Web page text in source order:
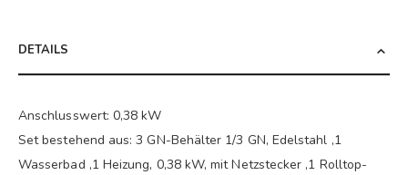
DETAILS
Anschlusswert: 0,38 kW
Set bestehend aus: 3 GN-Behälter 1/3 GN, Edelstahl ,1
Wasserbad ,1 Heizung, 0,38 kW, mit Netzstecker ,1 Rolltop-